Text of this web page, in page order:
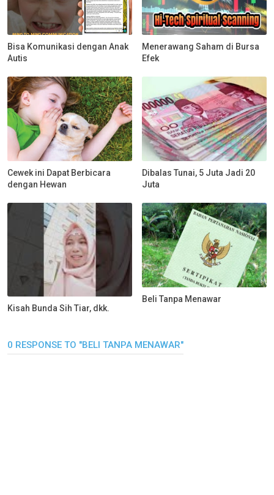
Bisa Komunikasi dengan Anak
Autis
Menerawang Saham di Bursa
Efek
Cewek ini Dapat Berbicara
dengan Hewan
Dibalas Tunai, 5 Juta Jadi 20
Juta
Kisah Bunda Sih Tiar, dkk.
Beli Tanpa Menawar
0 RESPONSE TO "BELI TANPA MENAWAR"